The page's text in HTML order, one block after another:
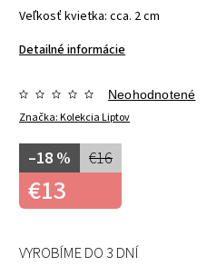
Veľkosť kvietka: cca. 2 cm
Detailné informácie
Značka:Kolekcia Liptov
Neohodnotené
€16
–18 %
€13
VYROBÍME DO 3 DNÍ